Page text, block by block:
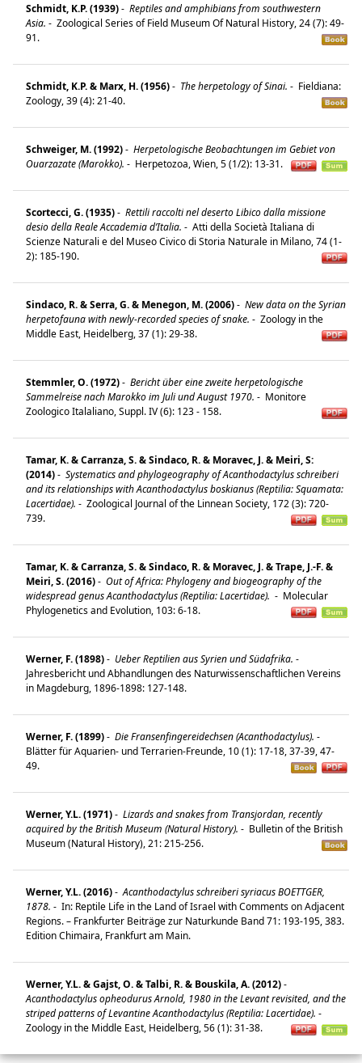
Schmidt, K.P. (1939)- Reptiles and amphibians from southwestern
Asia. - Zoological Series of Field Museum Of Natural History, 24 (7): 49-
91.
Schmidt, K.P. & Marx, H. (1956)- The herpetology of Sinai. - Fieldiana:
Zoology, 39 (4): 21-40.
Schweiger, M. (1992)- Herpetologische Beobachtungen im Gebiet von
Ouarzazate (Marokko). - Herpetozoa, Wien, 5 (1/2): 13-31.
Scortecci, G. (1935)- Rettili raccolti nel deserto Libico dalla missione
desio della Reale Accademia d’Italia. - Atti della Società Italiana di
Scienze Naturali e del Museo Civico di Storia Naturale in Milano, 74 (1-
2): 185-190.
Sindaco, R. & Serra, G. & Menegon, M. (2006)- New data on the Syrian
herpetofauna with newly-recorded species of snake. - Zoology in the
Middle East, Heidelberg, 37 (1): 29-38.
Stemmler, O. (1972)- Bericht über eine zweite herpetologische
Sammelreise nach Marokko im Juli und August 1970. - Monitore
Zoologico Italaliano, Suppl. IV (6): 123 - 158.
Tamar, K. & Carranza, S. & Sindaco, R. & Moravec, J. & Meiri, S:
(2014)- Systematics and phylogeography of Acanthodactylus schreiberi
and its relationships with Acanthodactylus boskianus (Reptilia: Squamata:
Lacertidae). - Zoological Journal of the Linnean Society, 172 (3): 720-
739.
Tamar, K. & Carranza, S. & Sindaco, R. & Moravec, J. & Trape, J.-F. &
Meiri, S. (2016)- Out of Africa: Phylogeny and biogeography of the
widespread genus Acanthodactylus (Reptilia: Lacertidae). - Molecular
Phylogenetics and Evolution, 103: 6-18.
Werner, F. (1898)- Ueber Reptilien aus Syrien und Südafrika. -
Jahresbericht und Abhandlungen des Naturwissenschaftlichen Vereins
in Magdeburg, 1896-1898: 127-148.
Werner, F. (1899)- Die Fransenfingereidechsen (Acanthodactylus). -
Blätter für Aquarien- und Terrarien-Freunde, 10 (1): 17-18, 37-39, 47-
49.
Werner, Y.L. (1971)- Lizards and snakes from Transjordan, recently
acquired by the British Museum (Natural History). - Bulletin of the British
Museum (Natural History), 21: 215-256.
Werner, Y.L. (2016)- Acanthodactylus schreiberi syriacus BOETTGER,
1878. - In: Reptile Life in the Land of Israel with Comments on Adjacent
Regions. – Frankfurter Beiträge zur Naturkunde Band 71: 193-195, 383.
Edition Chimaira, Frankfurt am Main.
Werner, Y.L. & Gajst, O. & Talbi, R. & Bouskila, A. (2012)-
Acanthodactylus opheodurus Arnold, 1980 in the Levant revisited, and the
striped patterns of Levantine Acanthodactylus (Reptilia: Lacertidae). -
Zoology in the Middle East, Heidelberg, 56 (1): 31-38.